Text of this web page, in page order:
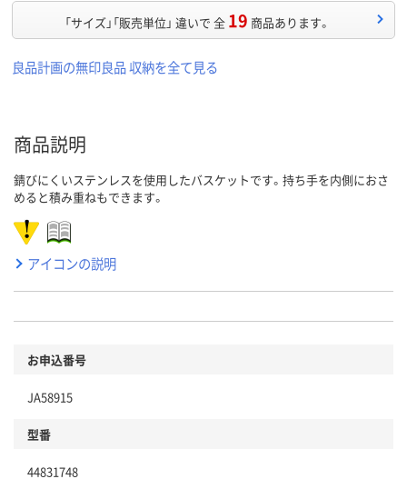
「サイズ」「販売単位」 違いで 全 19 商品あります。
良品計画の無印良品 収納を全て見る
商品説明
錆びにくいステンレスを使用したバスケットです。持ち手を内側におさ
めると積み重ねもできます。
アイコンの説明
お申込番号
JA58915
型番
44831748